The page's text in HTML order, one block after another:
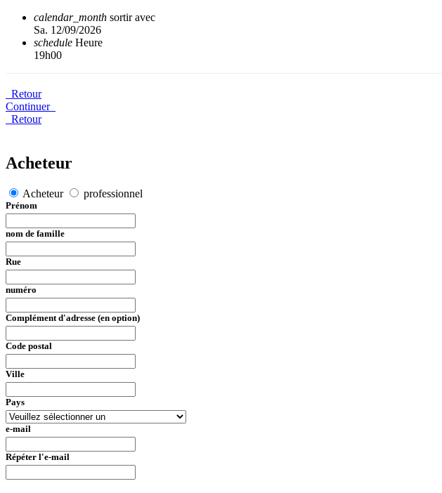
calendar_month sortir avec
Sa. 12/09/2026
schedule Heure
19h00
Retour
Continuer
Retour
Acheteur
Acheteur professionnel
Prénom
nom de famille
Rue
numéro
Complément d'adresse (en option)
Code postal
Ville
Pays
e-mail
Répéter l'e-mail